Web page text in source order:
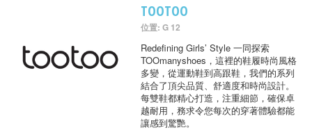
TOOTOO
位置: G 12
Redefining Girls’ Style 一同探索
TOOmanyshoes，這裡的鞋履時尚風格
多變，從運動鞋到高跟鞋，我們的系列
結合了頂尖品質、舒適度和時尚設計。
每雙鞋都精心打造，注重細節，確保卓
越耐用，務求令您每次的穿著體驗都能
讓感到驚艷。